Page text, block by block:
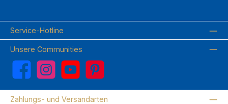
Service-Hotline
Unsere Communities
Facebook Instagram YouTube Pinterest
Zahlungs- und Versandarten